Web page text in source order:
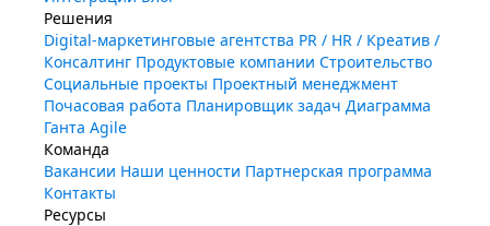
Решения
Digital-маркетинговые агентства PR / HR / Креатив /
Консалтинг Продуктовые компании Строительство
Социальные проекты Проектный менеджмент
Почасовая работа Планировщик задач Диаграмма
Ганта Agile
Команда
Вакансии Наши ценности Партнерская программа
Контакты
Ресурсы